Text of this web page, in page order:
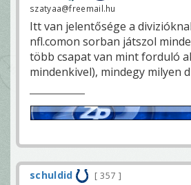
szatyaa@freemail.hu
Itt van jelentősége a
nfl.comon sorban játszol
több csapat van mint forduló
mindenkivel), mindegy milyen
schuldid 357